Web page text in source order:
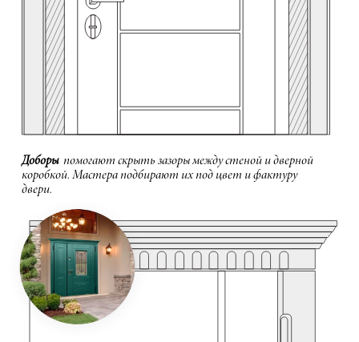
Доборы помогают скрыть зазоры между стеной и дверной
коробкой. Мастера подбирают их под цвет и фактуру
двери.